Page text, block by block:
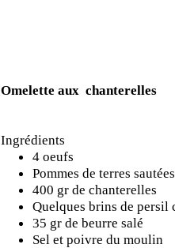
Omelette aux chanterelles
Ingrédients
4 oeufs
Pommes de terres
400 gr de chanterelles
Quelques brins de persil
35 gr de beurre salé
Sel et poivre du moulin